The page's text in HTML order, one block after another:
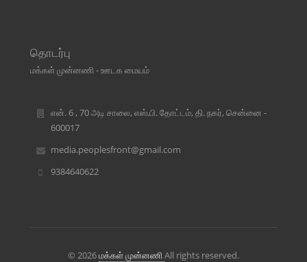
தொடர்பு
மக்கள் முன்னணி - ஊடக மையம்
என். 6 , 70 அடி சாலை, எஸ்.பி. தோட்டம், தி. நகர், சென்னை -
600017
media.peoplesfront@gmail.com
9384640622
© 2026மக்கள் முன்னணி All rights reserved.